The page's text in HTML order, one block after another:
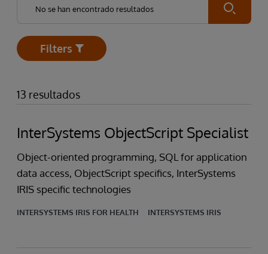
Submit
Open
Filters
13 resultados
InterSystems ObjectScript Specialist
Object-oriented programming, SQL for application
data access, ObjectScript specifics, InterSystems
IRIS specific technologies
INTERSYSTEMS IRIS FOR HEALTH INTERSYSTEMS IRIS